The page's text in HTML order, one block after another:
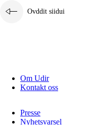
Ovddit siidui
Om Udir
Kontakt oss
Presse
Nyhetsvarsel